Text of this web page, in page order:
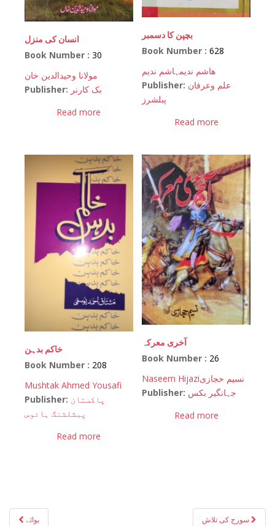
انسان کی منزل
Book Number : 30
مولانا وحیدالدین خان
Publisher: بک کارنر
Read more
بچپن کا دسمبر
Book Number :628
ھاشم ندیمہاشم ندیم
Publisher: علم وعرفان
پبلشرز
Read more
خاکم بدہن
Book Number : 208
Mushtak Ahmed Yousafi
Publisher: پاکستان
پبشلشنگ ہائوس
Read more
آخری معرکہ
Book Number : 26
Naseem Hijaziنسیم حجازی
Publisher: جہانگیر بکس
Read more
Post
بوائے